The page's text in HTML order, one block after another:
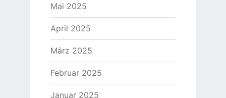
Mai 2025
April 2025
März 2025
Februar 2025
Januar 2025